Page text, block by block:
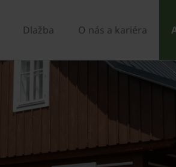
Dlažba O nás a kariéra